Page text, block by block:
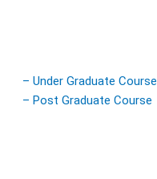
– Under Graduate Course
– Post Graduate Course